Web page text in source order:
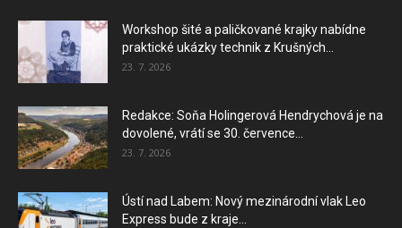
Workshop šité a paličkované krajky nabídne
praktické ukázky technik z Krušných...
23. 7. 2026
Redakce: Soňa Holingerová Hendrychová je na
dovolené, vrátí se 30. července...
23. 7. 2026
Ústí nad Labem: Nový mezinárodní vlak Leo
Express bude z kraje...